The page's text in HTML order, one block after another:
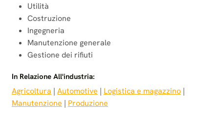
Utilità
Costruzione
Ingegneria
Manutenzione generale
Gestione dei rifiuti
In Relazione All'industria:
Agricoltura | Automotive | Logistica e magazzino
Manutenzione | Produzione